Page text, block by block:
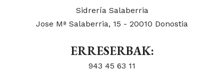
Sidrería Salaberria
Jose Mª Salaberria, 15 - 20010 Donostia
ERRESERBAK:
943 45 63 11